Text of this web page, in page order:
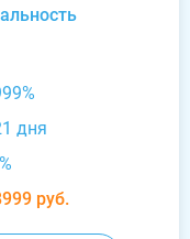
дня
руб.